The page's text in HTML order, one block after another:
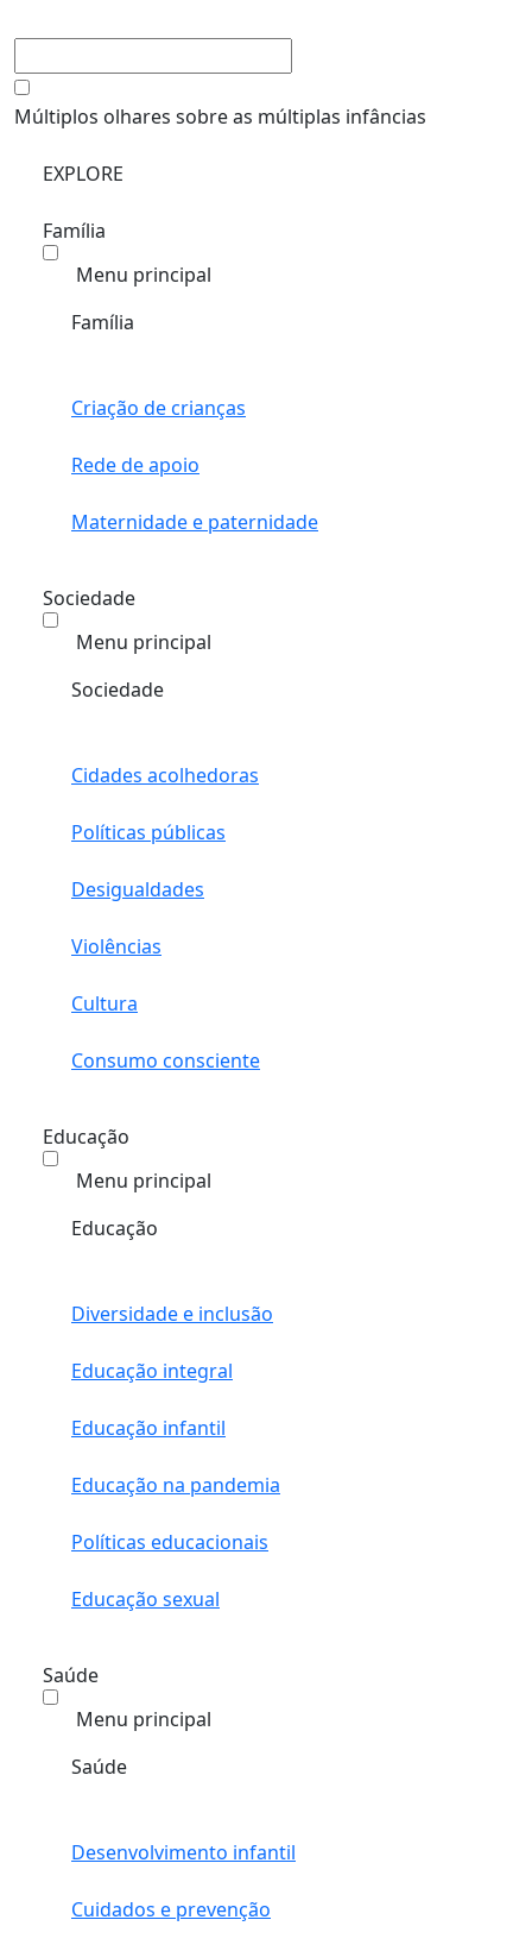
Múltiplos olhares sobre as múltiplas infâncias
EXPLORE
Família
Menu principal
Família
Criação de crianças
Rede de apoio
Maternidade e paternidade
Sociedade
Menu principal
Sociedade
Cidades acolhedoras
Políticas públicas
Desigualdades
Violências
Cultura
Consumo consciente
Educação
Menu principal
Educação
Diversidade e inclusão
Educação integral
Educação infantil
Educação na pandemia
Políticas educacionais
Educação sexual
Saúde
Menu principal
Saúde
Desenvolvimento infantil
Cuidados e prevenção